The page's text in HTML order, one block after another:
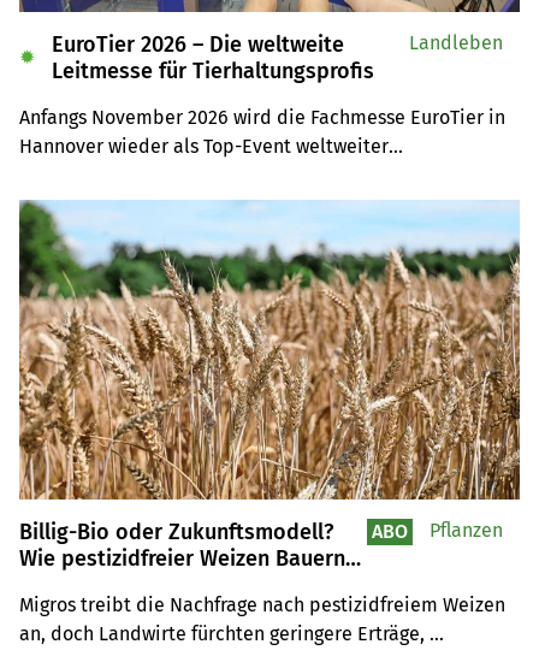
EuroTier 2026 – Die weltweite
Leitmesse für Tierhaltungsprofis
Anfangs November 2026 wird die Fachmesse EuroTier in
Hannover wieder als Top-Event weltweiter
Leserreise sind Sie selber mit dabei.
✹
Landleben
Billig-Bio oder Zukunftsmodell?
Wie pestizidfreier Weizen Bauern
Migros treibt die Nachfrage nach pestizidfreiem Weizen
an, doch Landwirte fürchten geringere Erträge,
ABO Pflanzen